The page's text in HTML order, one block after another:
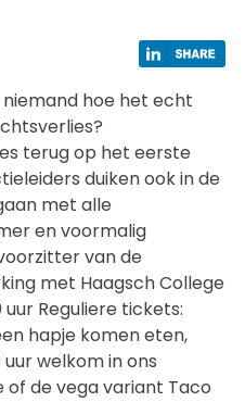
hoe het echt
terug op het eerste
duiken ook in de
met alle
en voormalig
van de
met Haagsch College
uur Reguliere tickets:
hapje komen eten,
welkom in ons
of de vega variant Taco